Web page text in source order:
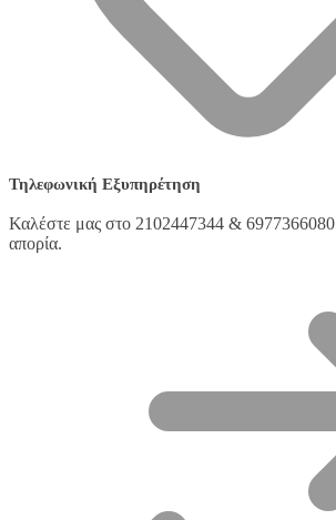
Τηλεφωνική Εξυπηρέτηση
Καλέστε μας στο 2102447344 & 6977366080
απορία.